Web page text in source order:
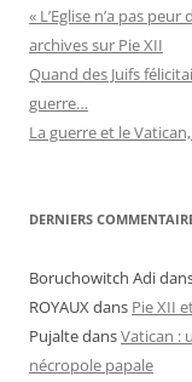
« L’Eglise n’a pas
archives sur Pie XII
Quand des Juifs
guerre…
La guerre et le
DERNIERS
Boruchowitch Adi
ROYAUXdans Pie XII
PujaltedansVatican :
nécropole papale